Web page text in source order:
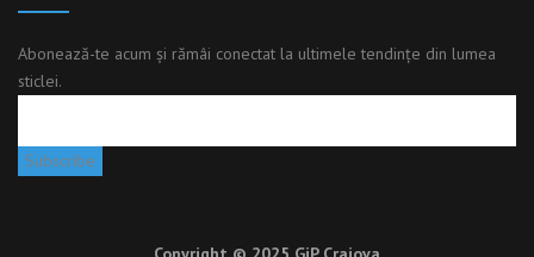
Abonează-te acum și rămâi conectat la ultimele tendințe din lumea
sticlei.